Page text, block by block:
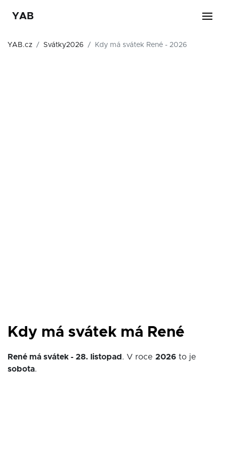
YAB
YAB.cz Svátky2026 Kdy má svátek René - 2026
Kdy má svátek má René
René má svátek - 28. listopad . V roce 2026 to je
sobota.